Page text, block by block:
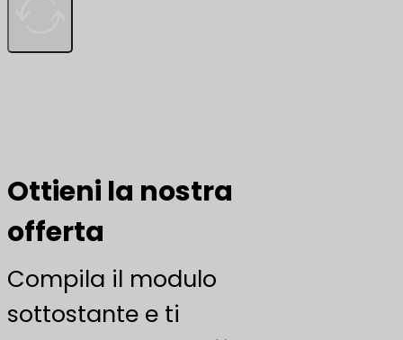
Ottieni la nostra
offerta
Compila il modulo
sottostante e ti